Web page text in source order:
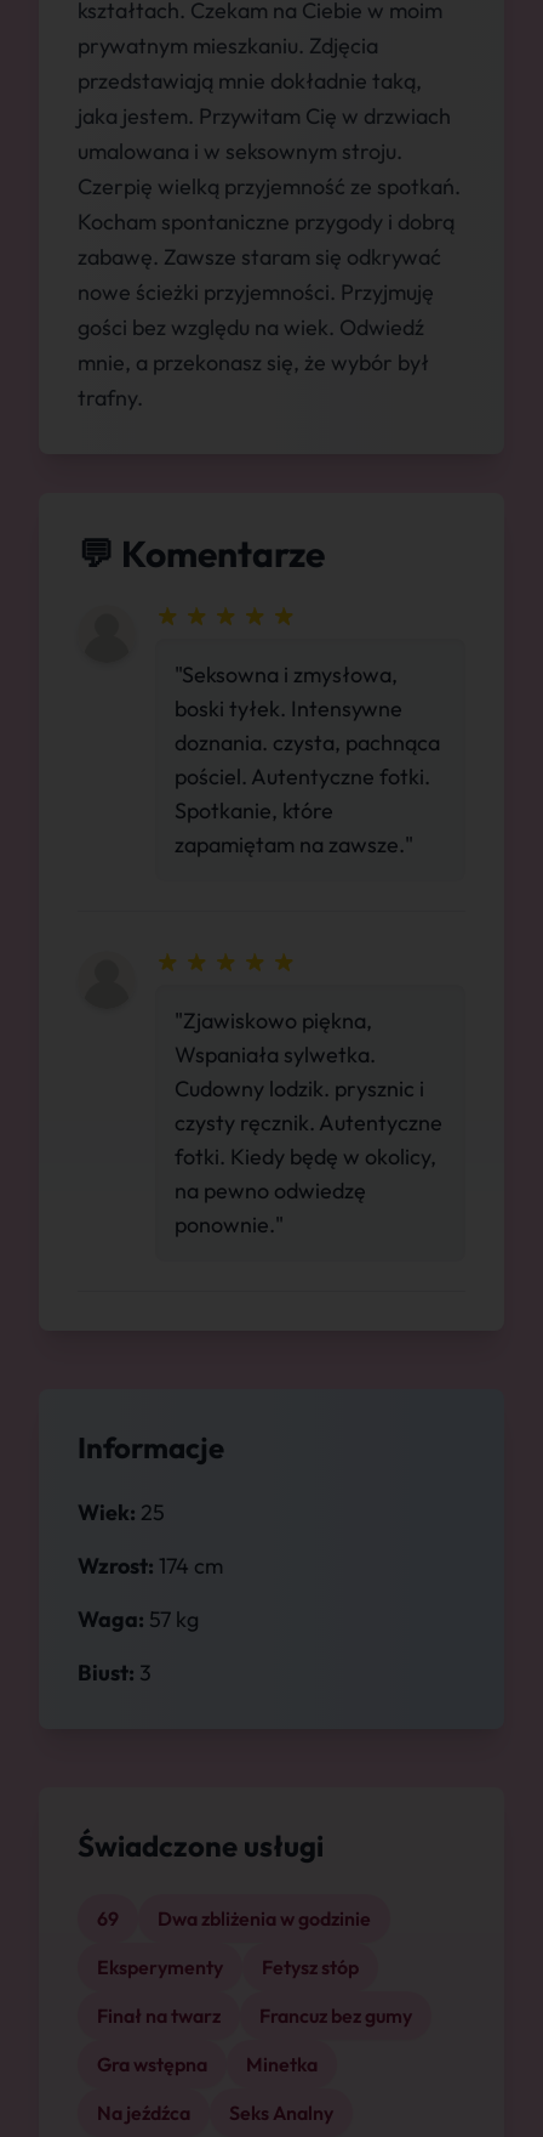
Informacje
Wiek: 25
Wzrost: 174 cm
Waga: 57 kg
Biust: 3
Świadczone usługi
69
Dwa zbliżenia w godzinie
Eksperymenty
Fetysz stóp
Finał na twarz
Francuz bez gumy
Gra wstępna
Minetka
Na jeźdźca
Seks Analny
kształtach. Czekam na Ciebie w moim
prywatnym mieszkaniu. Zdjęcia
przedstawiają mnie dokładnie taką,
jaka jestem. Przywitam Cię w drzwiach
umalowana i w seksownym stroju.
Czerpię wielką przyjemność ze spotkań.
Kocham spontaniczne przygody i dobrą
zabawę. Zawsze staram się odkrywać
nowe ścieżki przyjemności. Przyjmuję
gości bez względu na wiek. Odwiedź
mnie, a przekonasz się, że wybór był
trafny.
💬 Komentarze
"Seksowna i zmysłowa,
boski tyłek. Intensywne
doznania. czysta, pachnąca
pościel. Autentyczne fotki.
Spotkanie, które
zapamiętam na zawsze."
"Zjawiskowo piękna,
Wspaniała sylwetka.
Cudowny lodzik. prysznic i
czysty ręcznik. Autentyczne
fotki. Kiedy będę w okolicy,
na pewno odwiedzę
ponownie."